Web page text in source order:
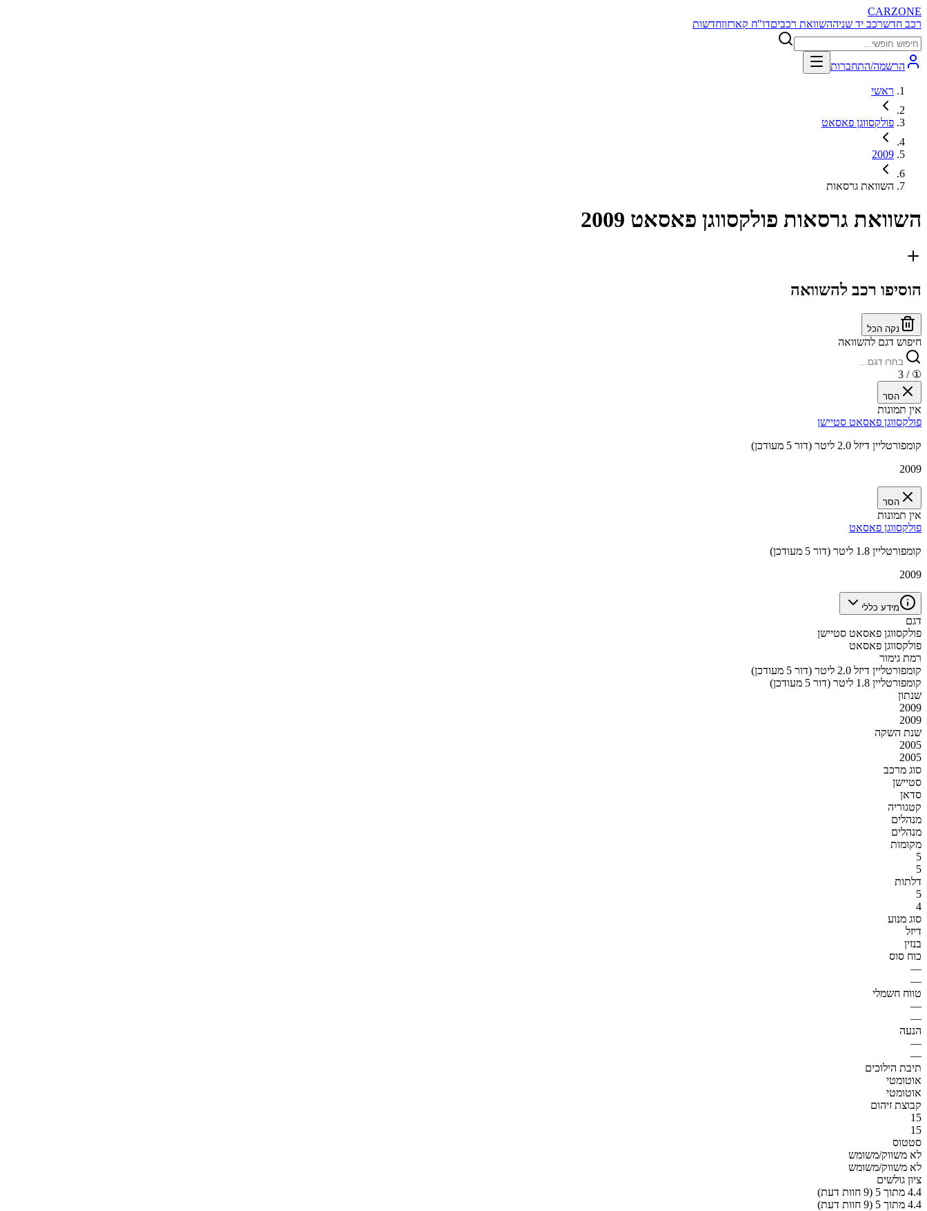
CARZONE
רכב חדשרכב יד שניההשוואת רכביםדו"ח קארזוןחדשות
הרשמה/התחברות
ראשי
פולקסווגן פאסאט
2009
השוואת גרסאות
השוואת גרסאות פולקסווגן פאסאט 2009
הוסיפו רכב להשוואה
נקה הכל
חיפוש דגם להשוואה
①
/ 3
הסר
אין תמונות
פולקסווגן פאסאט סטיישן
קומפורטליין דיזל 2.0 ליטר (דור 5 מעודכן)
2009
הסר
אין תמונות
פולקסווגן פאסאט
קומפורטליין 1.8 ליטר (דור 5 מעודכן)
2009
מידע כללי
דגם
פולקסווגן פאסאט סטיישן
פולקסווגן פאסאט
רמת גימור
קומפורטליין דיזל 2.0 ליטר (דור 5 מעודכן)
קומפורטליין 1.8 ליטר (דור 5 מעודכן)
שנתון
2009
2009
שנת השקה
2005
2005
סוג מרכב
סטיישן
סדאן
קטגוריה
מנהלים
מנהלים
מקומות
5
5
דלתות
5
4
סוג מנוע
דיזל
בנזין
כוח סוס
—
—
טווח חשמלי
—
—
הנעה
—
—
תיבת הילוכים
אוטומטי
אוטומטי
קבוצת זיהום
15
15
סטטוס
לא משווק/משומש
לא משווק/משומש
ציון גולשים
4.4 מתוך 5 (9 חוות דעת)
4.4 מתוך 5 (9 חוות דעת)